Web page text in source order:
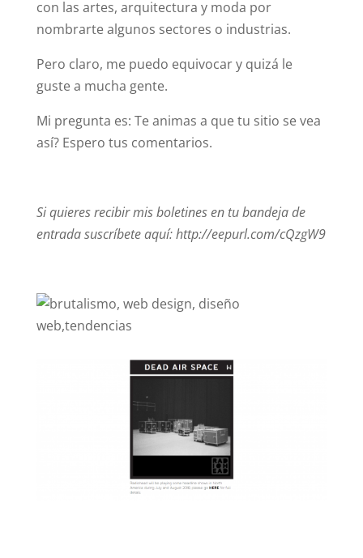
con las artes, arquitectura y moda por
nombrarte algunos sectores o industrias.
Pero claro, me puedo equivocar y quizá le
guste a mucha gente.
Mi pregunta es: Te animas a que tu sitio se vea
así? Espero tus comentarios.
Si quieres recibir mis boletines en tu bandeja de
entrada suscríbete aquí: http://eepurl.com/cQzgW9